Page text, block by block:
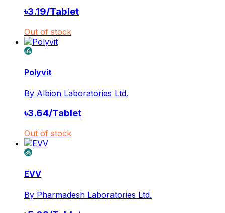
৳3.19/Tablet
Out of stock
Polyvit
By Albion Laboratories Ltd.
৳3.64/Tablet
Out of stock
EVV
By Pharmadesh Laboratories Ltd.